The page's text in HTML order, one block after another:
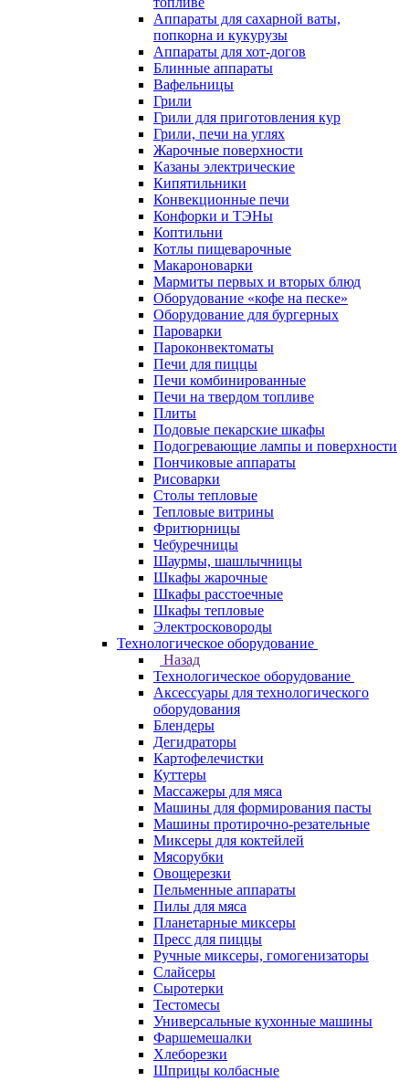
Аппараты для сахарной ваты,
попкорна и кукурузы
Аппараты для хот-догов
Блинные аппараты
Вафельницы
Грили
Грили для приготовления кур
Грили, печи на углях
Жарочные поверхности
Казаны электрические
Кипятильники
Конвекционные печи
Конфорки и ТЭНы
Коптильни
Котлы пищеварочные
Макароноварки
Мармиты первых и вторых блюд
Оборудование «кофе на песке»
Оборудование для бургерных
Пароварки
Пароконвектоматы
Печи для пиццы
Печи комбинированные
Печи на твердом топливе
Плиты
Подовые пекарские шкафы
Подогревающие лампы и поверхности
Пончиковые аппараты
Рисоварки
Столы тепловые
Тепловые витрины
Фритюрницы
Чебуречницы
Шаурмы, шашлычницы
Шкафы жарочные
Шкафы расстоечные
Шкафы тепловые
Электросковороды
Технологическое оборудование
Назад
Технологическое оборудование
Аксессуары для технологического
оборудования
Блендеры
Дегидраторы
Картофелечистки
Куттеры
Массажеры для мяса
Машины для формирования пасты
Машины протирочно-резательные
Миксеры для коктейлей
Мясорубки
Овощерезки
Пельменные аппараты
Пилы для мяса
Планетарные миксеры
Пресс для пиццы
Ручные миксеры, гомогенизаторы
Слайсеры
Сыротерки
Тестомесы
Универсальные кухонные машины
Фаршемешалки
Хлеборезки
Шприцы колбасные